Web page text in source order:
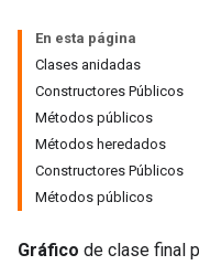
En esta página
Clases anidadas
Constructores Públicos
Métodos públicos
Métodos heredados
Constructores Públicos
Métodos públicos
Gráfico de clase final